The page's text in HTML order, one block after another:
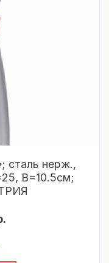
сталь нерж.,
B=10.5см;